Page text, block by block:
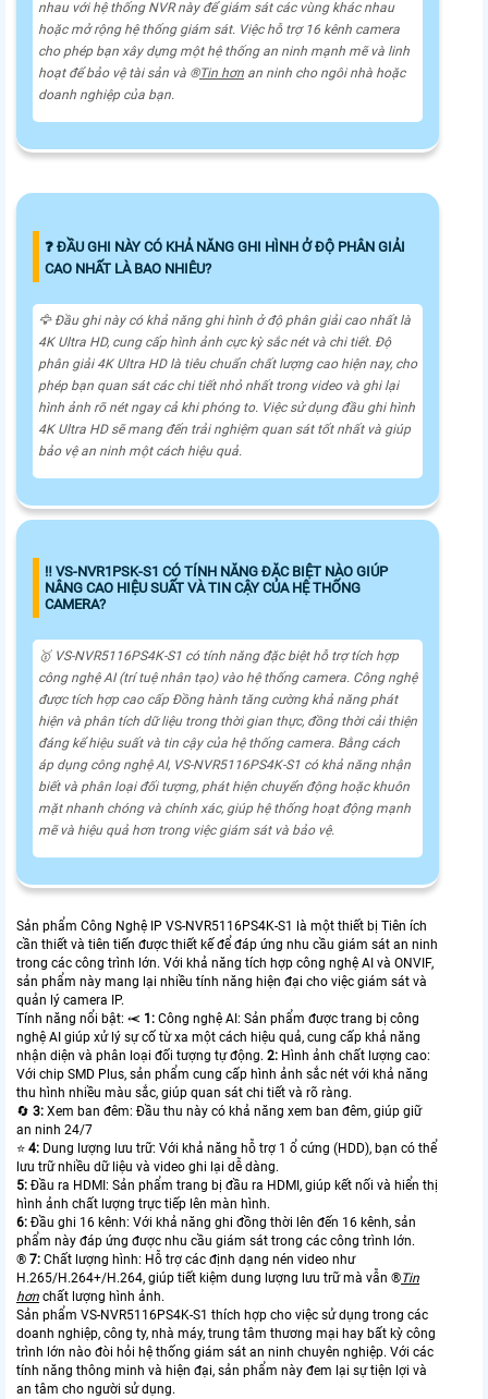
nhau với hệ thống NVR này để giám sát các vùng khác nhau
hoặc mở rộng hệ thống giám sát. Việc hỗ trợ 16 kênh camera
cho phép bạn xây dựng một hệ thống an ninh mạnh mẽ và linh
hoạt để bảo vệ tài sản và ®️Tin hơn an ninh cho ngôi nhà hoặc
doanh nghiệp của bạn.
❓ ĐẦU GHI NÀY CÓ KHẢ NĂNG GHI HÌNH Ở ĐỘ PHÂN GIẢI
CAO NHẤT LÀ BAO NHIÊU?
🦅 Đầu ghi này có khả năng ghi hình ở độ phân giải cao nhất là
4K Ultra HD, cung cấp hình ảnh cực kỳ sắc nét và chi tiết. Độ
phân giải 4K Ultra HD là tiêu chuẩn chất lượng cao hiện nay, cho
phép bạn quan sát các chi tiết nhỏ nhất trong video và ghi lại
hình ảnh rõ nét ngay cả khi phóng to. Việc sử dụng đầu ghi hình
4K Ultra HD sẽ mang đến trải nghiệm quan sát tốt nhất và giúp
bảo vệ an ninh một cách hiệu quả.
‼️ VS-NVR1PSK-S1 CÓ TÍNH NĂNG ĐẶC BIỆT NÀO GIÚP
NÂNG CAO HIỆU SUẤT VÀ TIN CẬY CỦA HỆ THỐNG
CAMERA?
🥇 VS-NVR5116PS4K-S1 có tính năng đặc biệt hỗ trợ tích hợp
công nghệ AI (trí tuệ nhân tạo) vào hệ thống camera. Công nghệ
được tích hợp cao cấp Đồng hành tăng cường khả năng phát
hiện và phân tích dữ liệu trong thời gian thực, đồng thời cải thiện
đáng kể hiệu suất và tin cậy của hệ thống camera. Bằng cách
áp dụng công nghệ AI, VS-NVR5116PS4K-S1 có khả năng nhận
biết và phân loại đối tượng, phát hiện chuyển động hoặc khuôn
mặt nhanh chóng và chính xác, giúp hệ thống hoạt động mạnh
mẽ và hiệu quả hơn trong việc giám sát và bảo vệ.
Sản phẩm Công Nghệ IP VS-NVR5116PS4K-S1 là một thiết bị Tiên ích
cần thiết và tiên tiến được thiết kế để đáp ứng nhu cầu giám sát an ninh
trong các công trình lớn. Với khả năng tích hợp công nghệ AI và ONVIF,
sản phẩm này mang lại nhiều tính năng hiện đại cho việc giám sát và
quản lý camera IP.
Tính năng nổi bật: ⥷ 1: Công nghệ AI: Sản phẩm được trang bị công
nghệ AI giúp xử lý sự cố từ xa một cách hiệu quả, cung cấp khả năng
nhận diện và phân loại đối tượng tự động. 2: Hình ảnh chất lượng cao:
Với chip SMD Plus, sản phẩm cung cấp hình ảnh sắc nét với khả năng
thu hình nhiều màu sắc, giúp quan sát chi tiết và rõ ràng.
🔄 3: Xem ban đêm: Đầu thu này có khả năng xem ban đêm, giúp giữ
an ninh 24/7
⭐ 4: Dung lượng lưu trữ: Với khả năng hỗ trợ 1 ổ cứng (HDD), bạn có thể
lưu trữ nhiều dữ liệu và video ghi lại dễ dàng.
5: Đầu ra HDMI: Sản phẩm trang bị đầu ra HDMI, giúp kết nối và hiển thị
hình ảnh chất lượng trực tiếp lên màn hình.
6: Đầu ghi 16 kênh: Với khả năng ghi đồng thời lên đến 16 kênh, sản
phẩm này đáp ứng được nhu cầu giám sát trong các công trình lớn.
®️ 7: Chất lượng hình: Hỗ trợ các định dạng nén video như
H.265/H.264+/H.264, giúp tiết kiệm dung lượng lưu trữ mà vẫn ®️Tin
hơn chất lượng hình ảnh.
Sản phẩm VS-NVR5116PS4K-S1 thích hợp cho việc sử dụng trong các
doanh nghiệp, công ty, nhà máy, trung tâm thương mại hay bất kỳ công
trình lớn nào đòi hỏi hệ thống giám sát an ninh chuyên nghiệp. Với các
tính năng thông minh và hiện đại, sản phẩm này đem lại sự tiện lợi và
an tâm cho người sử dụng.